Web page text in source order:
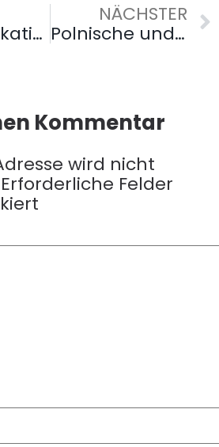
Kommunikation ist alles: Wie man schwierige Themen und Erwartungen anspricht
NÄCHSTER
Polnische und deutsche Küche: Wie man auf dem Teller eine gemeinsame Sprache findet
Kommentar
wird nicht
Erforderliche Felder